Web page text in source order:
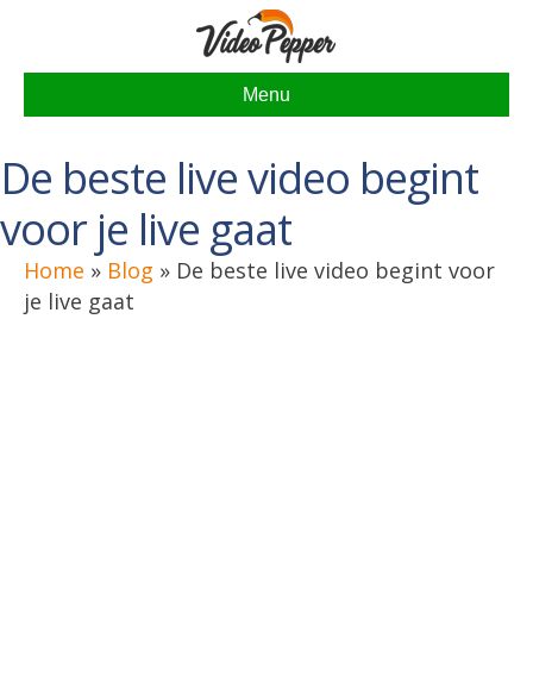
Menu
De beste live video begint
voor je live gaat
Home » Blog » De beste live video begint voor
je live gaat